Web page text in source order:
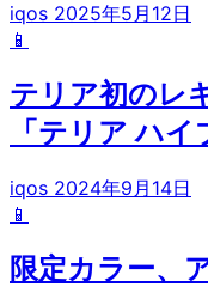
iqos 2025年5月12日
📱
テリア初のレ
「テリア ハ
iqos 2024年9月14日
📱
限定カラー、